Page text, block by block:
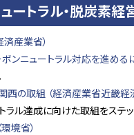
ートラル・脱炭素経
産業省）
ンニュートラル対応を進める
西の取組 （経済産業省近畿経
ラル達成に向けた取組をステ
境省）